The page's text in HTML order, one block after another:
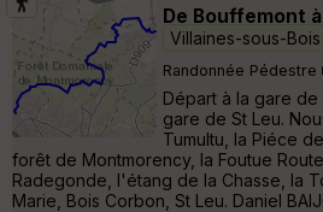
De Bouffemont
Villaines-sous-Bois
Randonnée Pédestre
Départ à la gare
gare de St Leu.
Tumultu, la Piéce
forêt de Montmorency, la Foutue
Radegonde, l'étang de la Chasse, la
Marie, Bois Corbon, St Leu. Daniel